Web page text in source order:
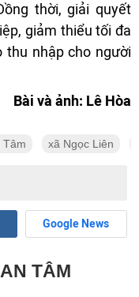
thời, giải quyết
giảm thiểu tối đa
thu nhập cho người
Bài và ảnh: Lê Hòa
xã Ngọc Liên
Google News
TÂM